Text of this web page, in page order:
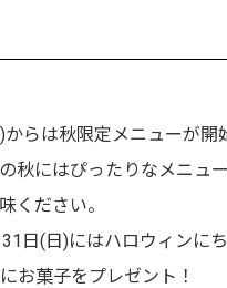
らは秋限定メニューが開
秋にはぴったりなメニュ
ください。
日(日)にはハロウィンに
お菓子をプレゼント！